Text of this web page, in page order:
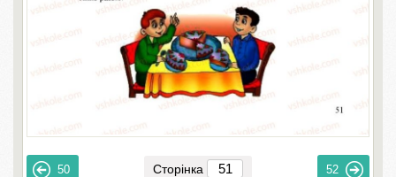
50 Сторінка 52